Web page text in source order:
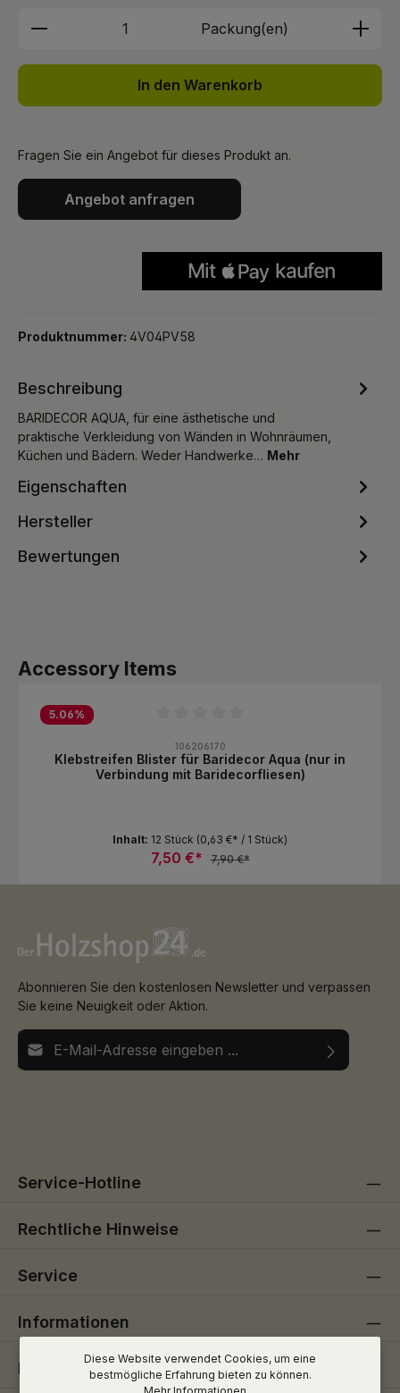
Produkt Anzahl: Gib den
Packung(en)
In den Warenkorb
Fragen Sie ein Angebot für dieses Produkt an.
Angebot anfragen
Produktnummer: 4V04PV58
Beschreibung
BARIDECOR AQUA, für eine ästhetische und
praktische Verkleidung von Wänden in Wohnräumen,
Küchen und Bädern. Weder Handwerke… Mehr
Eigenschaften
Hersteller
Bewertungen
Produktgalerie überspringen
Accessory Items
5.06%
106206170
Klebstreifen Blister für Baridecor Aqua (nur in
Verbindung mit Baridecorfliesen)
Inhalt: 12 Stück (0,63 €* / 1 Stück)
7,50 €* 7,90 €*
Abonnieren Sie den kostenlosen Newsletter und verpassen
Sie keine Neuigkeit oder Aktion.
E-Mail-Adresse*
Service-Hotline
Rechtliche Hinweise
Service
Informationen
Folge uns
Diese Website verwendet Cookies, um eine
bestmögliche Erfahrung bieten zu können.